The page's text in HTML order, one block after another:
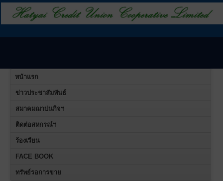
หน้าแรก
ข่าวประชาสัมพันธ์
สมาคมฌาปนกิจฯ
ติดต่อสหกรณ์ฯ
ร้องเรียน
FACE BOOK
ทรัพย์รอการขาย